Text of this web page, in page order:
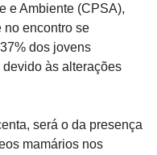
e Ambiente (CPSA),
no encontro se
dos jovens
às alterações
será o da presença
mamários nos